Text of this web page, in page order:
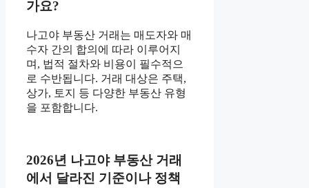
가요?
나고야 부동산 거래는 매도자와 매
수자 간의 합의에 따라 이루어지
며, 법적 절차와 비용이 필수적으
로 수반됩니다. 거래 대상은 주택,
상가, 토지 등 다양한 부동산 유형
을 포함합니다.
2026년 나고야 부동산 거래
에서 달라진 기준이나 정책